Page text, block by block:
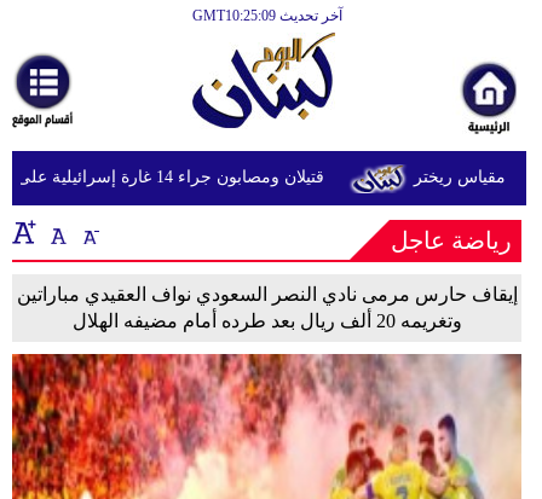
آخر تحديث GMT10:25:09
أخبارعاجلة
رياضة
ثقافة
إقتصاد
فن
وموسيقى
أزياء
صحة
وتغذية
قتيلان ومصابون جراء 14 غارة إسرائيلية على شرق وجنوب لبنان
رياضة عاجل
إيقاف حارس مرمى نادي النصر السعودي نواف العقيدي مباراتين
وتغريمه 20 ألف ريال بعد طرده أمام مضيفه الهلال